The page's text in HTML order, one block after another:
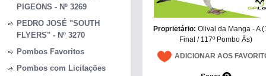
PIGEONS - Nº 3269
PEDRO JOSÉ "SOUTH
FLYERS" - Nº 3270
Pombos Favoritos
Pombos com Licitações
Proprietário: Olival da Manga - A
Final / 117º Pombo Ás)
ADICIONAR AOS